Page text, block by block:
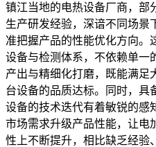
镇江当地的电热设备厂商，部
生产研发经验，深谙不同场景
准把握产品的性能优化方向。
设备与检测体系，不依赖单一
产出与精细化打磨，既能满足
台设备的品质达标。同时，具
设备的技术迭代有着敏锐的感
市场需求升级产品性能，让电
性上不断提升，相比缺乏经验